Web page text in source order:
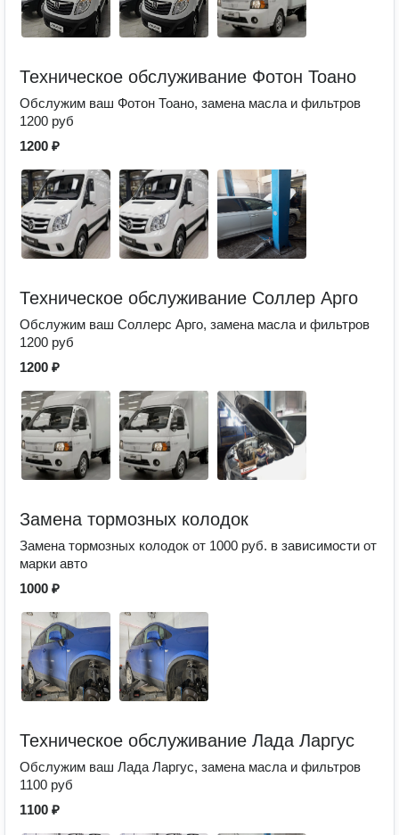
Техническое обслуживание Фотон Тоано
Обслужим ваш Фотон Тоано, замена масла и фильтров
1200 руб
1200 ₽
Техническое обслуживание Соллер Арго
Обслужим ваш Соллерс Арго, замена масла и фильтров
1200 руб
1200 ₽
Замена тормозных колодок
Замена тормозных колодок от 1000 руб. в зависимости от
марки авто
1000 ₽
Техническое обслуживание Лада Ларгус
Обслужим ваш Лада Ларгус, замена масла и фильтров
1100 руб
1100 ₽